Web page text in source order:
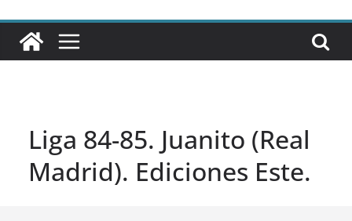
Liga 84-85. Juanito (Real
Madrid). Ediciones Este.